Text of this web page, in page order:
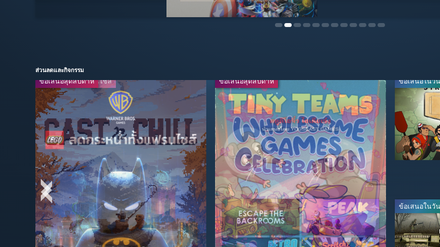
ส่วนลดและกิจกรรม
ข้อเสนอสุดสัปดาห์ ข้อเสนอสุดสัปดาห์ ข้อเสนอในวั
ข้อเสนอในวั
ลดกระหน่ำทั้งแฟรนไชส์ ข้อเสนอสุดสัปดาห์
-67% $49.99$16.49 -67% $49.99$16.49
-40% $59.99$35.99
ถ่ายทอดสด
-50% $49.99$24.99